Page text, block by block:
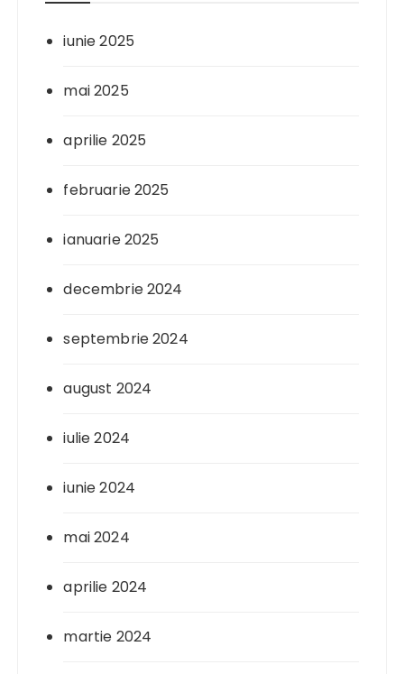
iunie 2025
mai 2025
aprilie 2025
februarie 2025
ianuarie 2025
decembrie 2024
septembrie 2024
august 2024
iulie 2024
iunie 2024
mai 2024
aprilie 2024
martie 2024